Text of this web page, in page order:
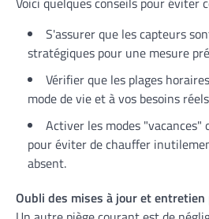
S'assurer que les capteurs
stratégiques pour une mesure
Vérifier que les plages
mode de vie et à vos besoins
Activer les modes "vacances"
pour éviter de chauffer
absent.
Oubli des mises à jour et